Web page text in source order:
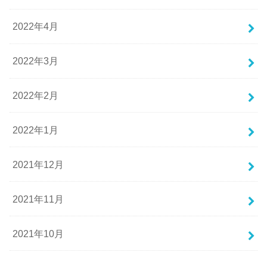
2022年4月
2022年3月
2022年2月
2022年1月
2021年12月
2021年11月
2021年10月